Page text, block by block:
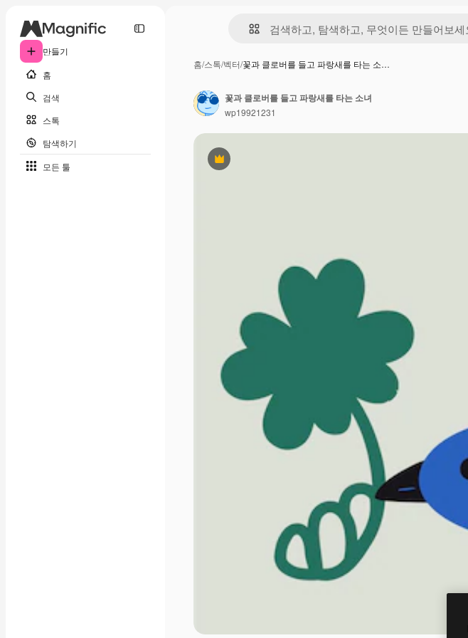
만들기
홈
검색
스톡
탐색하기
모든 툴
홈/스톡/벡터/꽃과 클로버를 들고 파랑새를 타는 소…
프리미엄
꽃과 클로버를 들고 파랑새를 타는 소녀
wp19921231